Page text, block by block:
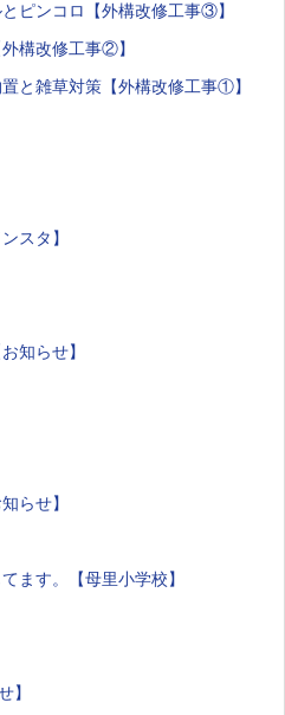
ピンコロ【外構改修工事③】
構改修工事②】
と雑草対策【外構改修工事①】
スタ】
知らせ】
らせ】
ます。【母里小学校】
】